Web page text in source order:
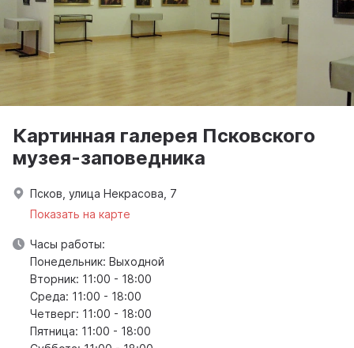
Картинная галерея Псковского
музея-заповедника
Псков, улица Некрасова, 7
Показать на карте
Часы работы:
Понедельник: Выходной
Вторник: 11:00 - 18:00
Среда: 11:00 - 18:00
Четверг: 11:00 - 18:00
Пятница: 11:00 - 18:00